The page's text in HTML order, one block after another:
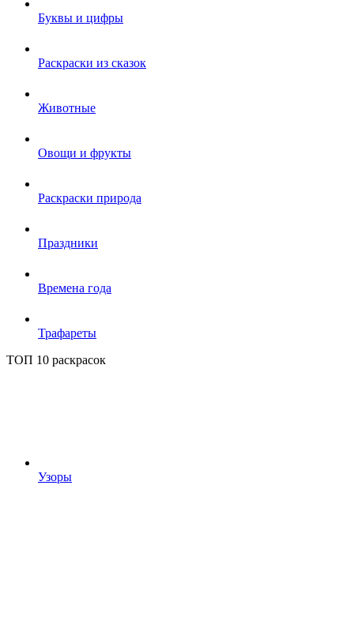
Буквы и цифры
Раскраски из сказок
Животные
Овощи и фрукты
Раскраски природа
Праздники
Времена года
Трафареты
ТОП 10 раскрасок
Узоры